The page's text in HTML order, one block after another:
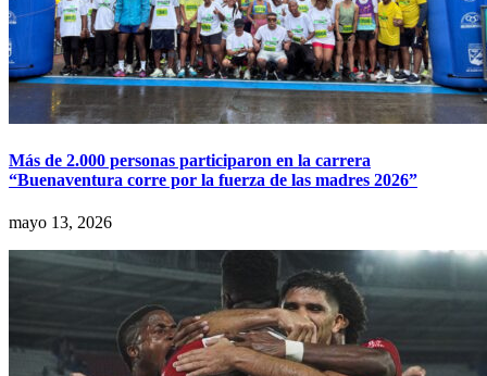
Más de 2.000 personas participaron en la carrera
“Buenaventura corre por la fuerza de las madres 2026”
mayo 13, 2026